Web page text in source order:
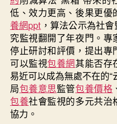
低、效力更高、後果更優
養網ppt ，算法公示為社
究監視翻開了年夜門。
停止研討和評價，提出專
可以監視包養網其能否存
易近可以成為無處不在的
局包養意思監管包養價格
包養社會監視的多元共治
協力。